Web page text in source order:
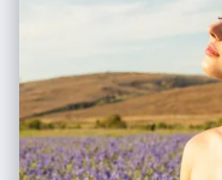
use the "Zig-Zag Ascent"
**[Work Title] + [Character Name]**: 1.
Ground":** Imagine
have a cut-off edge, it just
**Layout the Zig-Zag:** * *Bottom (Foreground):* 3D Title sitting on
extended ground + Beat 1 & 2. * *Middle (Ascending):* Beat
winding upwards. * *Top (Background):* Beat 6 & 7 fading into the
atmosphere. 3. **Text Integration:** The 3D text should cast shadows